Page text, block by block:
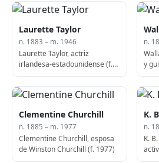
Laurette Taylor
n. 1883 – m. 1946
Laurette Taylor, actriz
irlandesa-estadounidense (f.
n.
y
Clementine Churchill
n. 1885 – m. 1977
Clementine Churchill, esposa
de Winston Churchill (f. 1977)
K.
n.
K.